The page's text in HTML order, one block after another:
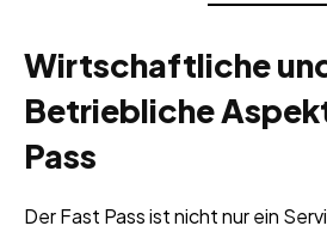
Wirtschaftliche
Betriebliche
Pass
Der Fast Pass ist nicht nur ein